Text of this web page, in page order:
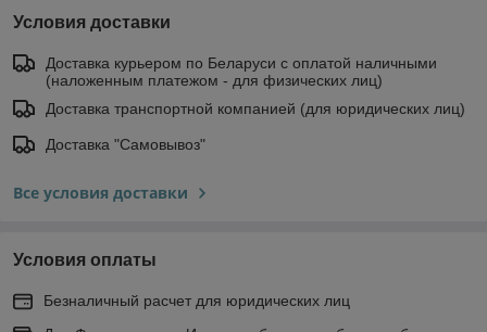
Условия доставки
Доставка курьером по Беларуси с оплатой наличными
(наложенным платежом - для физических лиц)
Доставка транспортной компанией (для юридических лиц)
Доставка "Самовывоз"
Все условия доставки
Условия оплаты
Безналичный расчет для юридических лиц